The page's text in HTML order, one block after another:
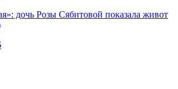
дочь Розы Сябитовой показала живот